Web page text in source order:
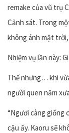
remake của vũ trụ
Cảnh sát. Trong
không ánh mặt
Nhiệm vụ lần này:
Thế nhưng… khi
người quen năm
“Ngươi càng giống
cậu ấy. Kaoru sẽ